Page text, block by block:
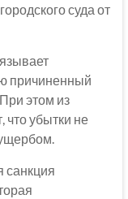
суда от
причиненный
этом из
что убытки не